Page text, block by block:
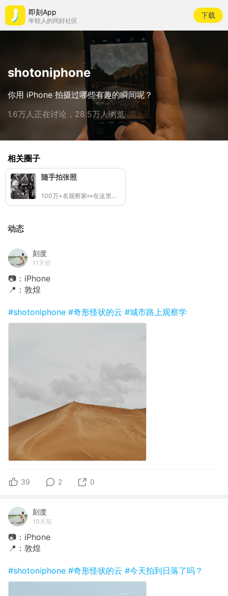
即刻App
年轻人的同好社区
下载
shotoniphone
你用 iPhone 拍摄过哪些有趣的瞬间呢？
1.6万人正在讨论，28.5万人浏览
相关圈子
随手拍张照
100万+名观察家👀在这里拍照记录生活
动态
刻度
11天前
📷：iPhone
📍：敦煌
#shotoniphone #奇形怪状的云 #城市路上观察学
39 2 0
刻度
10天前
📷：iPhone
📍：敦煌
#shotoniphone #奇形怪状的云 #今天拍到日落了吗？